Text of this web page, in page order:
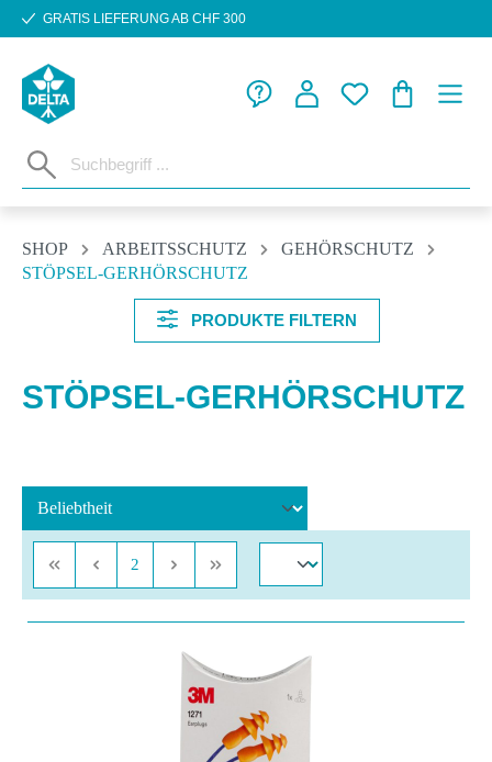
Zum Hauptinhalt springen
GRATIS LIEFERUNG AB CHF 300
SHOP ARBEITSSCHUTZ
GEHÖRSCHUTZ
STÖPSEL-GERHÖRSCHUTZ
PRODUKTE FILTERN
STÖPSEL-GERHÖRSCHUTZ
Seite
2